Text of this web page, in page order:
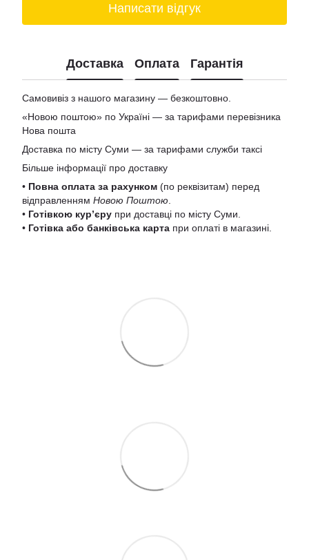
Написати відгук
Доставка Оплата Гарантія
Самовивіз з нашого магазину — безкоштовно.
«Новою поштою» по Україні — за тарифами перевізника
Нова пошта
Доставка по місту Суми — за тарифами служби таксі
Більше інформації про доставку
• Повна оплата за рахунком (по реквізитам) перед
відправленням Новою Поштою
• Готівкою кур’єру при доставці по місту Суми.
• Готівка або банківська карта при оплаті в магазині.